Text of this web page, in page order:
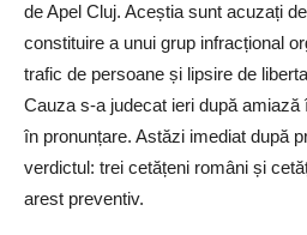
de Apel Cluj. Aceștia sunt acuzați
constituire a unui grup infracțional
trafic de persoane și lipsire de
Cauza s-a judecat ieri după
în pronunțare. Astăzi imediat după
verdictul: trei cetățeni români și
arest preventiv.